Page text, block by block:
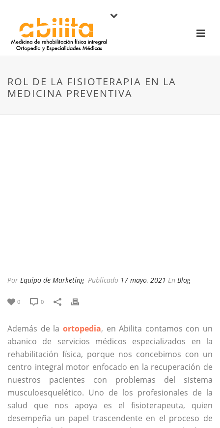
ROL DE LA FISIOTERAPIA EN LA
MEDICINA PREVENTIVA
Por Equipo de Marketing Publicado 17 mayo, 2021 En Blog
0 0
Además de la ortopedia, en Abilita contamos con un
abanico de servicios médicos especializados en la
rehabilitación física, porque nos concebimos con un
centro integral motor enfocado en la recuperación de
nuestros pacientes con problemas del sistema
musculoesquelético. Uno de los profesionales de la
salud que nos apoya es el fisioterapeuta, quien
desempeña un papel trascendente en el proceso de